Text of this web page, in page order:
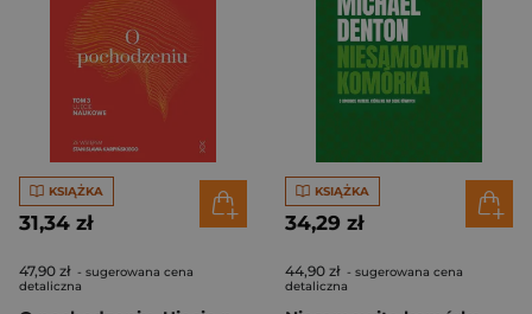
KSIĄŻKA
31,34 zł
47,90 zł - sugerowana cena
detaliczna
KSIĄŻKA
34,29 zł
44,90 zł - sugerowana cena
detaliczna